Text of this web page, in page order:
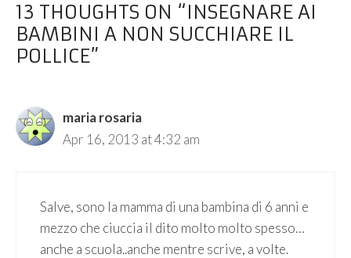
13 THOUGHTS ON “INSEGNARE AI
BAMBINI A NON SUCCHIARE IL
POLLICE”
maria rosaria
Apr 16, 2013 at 4:32 am
Salve, sono la mamma di una bambina di 6 anni e
mezzo che ciuccia il dito molto molto spesso…
anche a scuola..anche mentre scrive, a volte.